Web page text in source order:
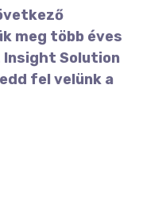
meg több éves
Solution
fel velünk a